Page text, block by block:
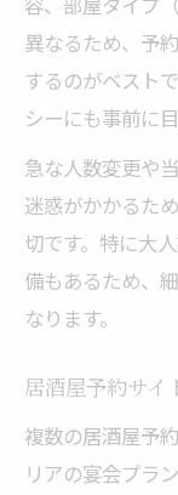
異なるため、予
するのがベスト
シーにも事前に
急な人数変更や
迷惑がかかるた
切です。特に大
備もあるため、
なります。
居酒屋予約サイ
複数の居酒屋予
リアの宴会プラ